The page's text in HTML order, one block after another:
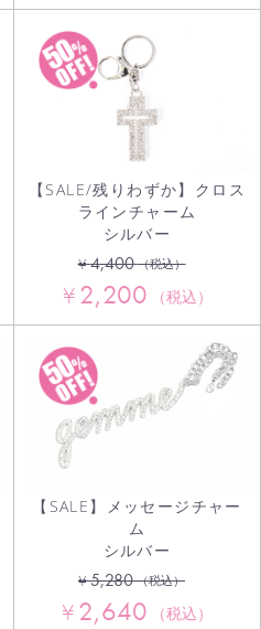
【SALE/残りわずか】クロス
ラインチャーム
シルバー
¥4,400 （税込）
¥2,200 （税込）
【SALE】メッセージチャー
ム
シルバー
¥5,280 （税込）
¥2,640 （税込）